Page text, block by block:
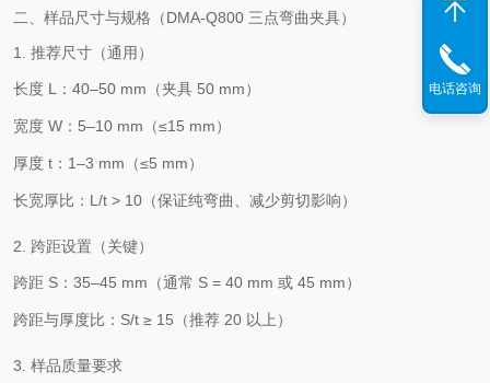
二、样品尺寸与规格（DMA-Q800 三点弯曲夹具）
1. 推荐尺寸（通用）
长度 L：40–50 mm（夹具 50 mm）
宽度 W：5–10 mm（≤15 mm）
厚度 t：1–3 mm（≤5 mm）
长宽厚比：L/t > 10（保证纯弯曲、减少剪切影响）
2. 跨距设置（关键）
跨距 S：35–45 mm（通常 S = 40 mm 或 45 mm）
跨距与厚度比：S/t ≥ 15（推荐 20 以上）
3. 样品质量要求
电话咨询